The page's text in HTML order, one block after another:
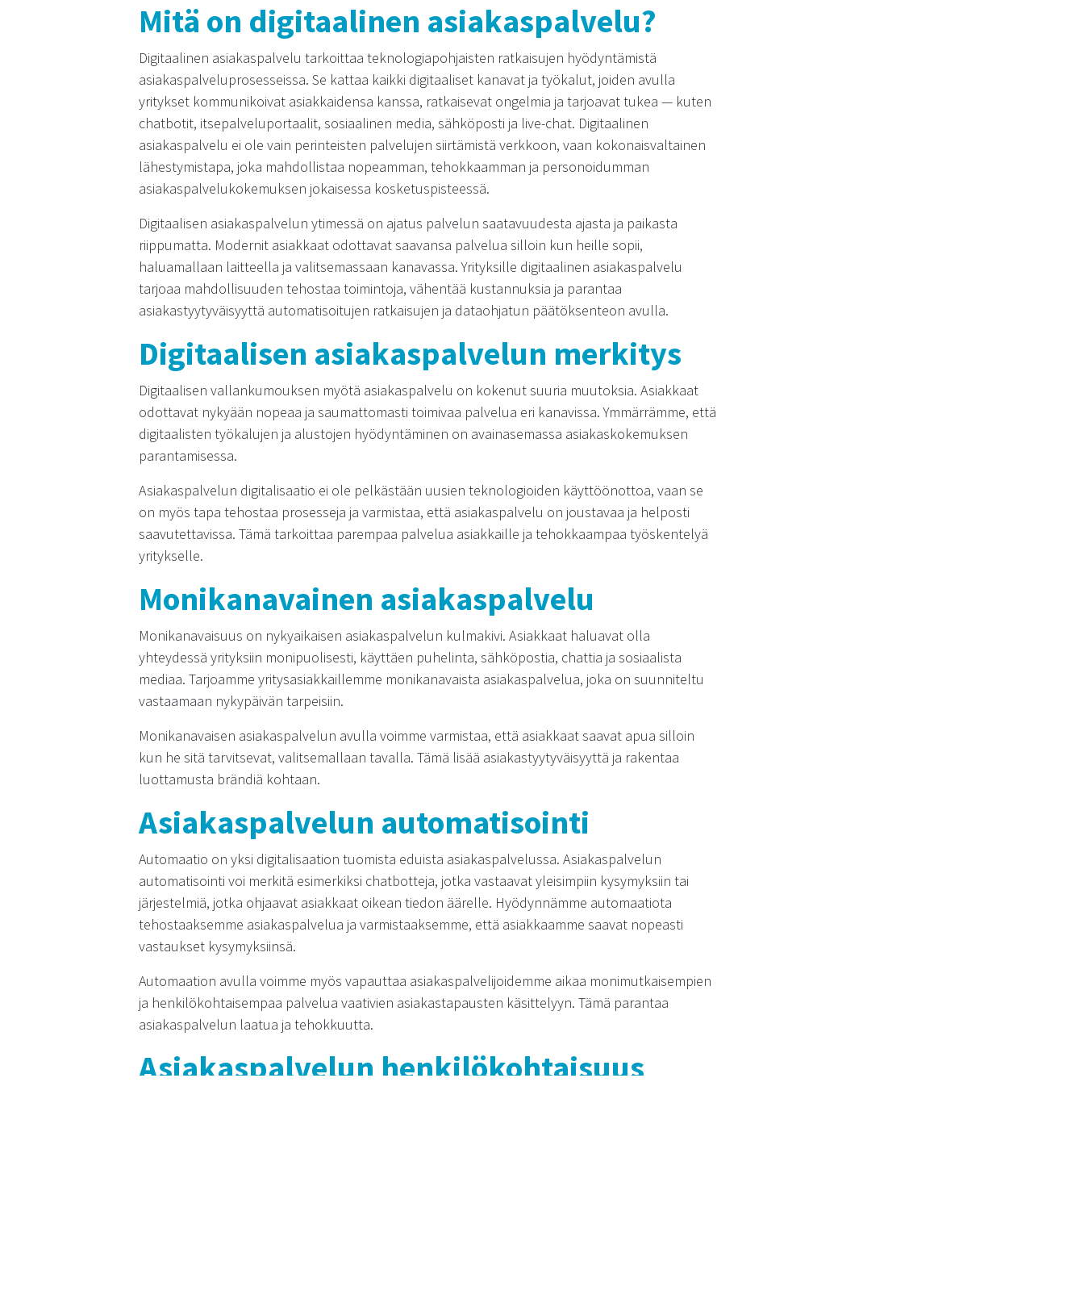
Mitä on digitaalinen asiakaspalvelu?
Digitaalinen asiakaspalvelu tarkoittaa teknologiapohjaisten ratkaisujen hyödyntämistä
asiakaspalveluprosesseissa. Se kattaa kaikki digitaaliset kanavat ja työkalut, joiden avulla
yritykset kommunikoivat asiakkaidensa kanssa, ratkaisevat ongelmia ja tarjoavat tukea — kuten
chatbotit, itsepalveluportaalit, sosiaalinen media, sähköposti ja live-chat. Digitaalinen
asiakaspalvelu ei ole vain perinteisten palvelujen siirtämistä verkkoon, vaan kokonaisvaltainen
lähestymistapa, joka mahdollistaa nopeamman, tehokkaamman ja personoidumman
asiakaspalvelukokemuksen jokaisessa kosketuspisteessä.
Digitaalisen asiakaspalvelun ytimessä on ajatus palvelun saatavuudesta ajasta ja paikasta
riippumatta. Modernit asiakkaat odottavat saavansa palvelua silloin kun heille sopii,
haluamallaan laitteella ja valitsemassaan kanavassa. Yrityksille digitaalinen asiakaspalvelu
tarjoaa mahdollisuuden tehostaa toimintoja, vähentää kustannuksia ja parantaa
asiakastyytyväisyyttä automatisoitujen ratkaisujen ja dataohjatun päätöksenteon avulla.
Digitaalisen asiakaspalvelun merkitys
Digitaalisen vallankumouksen myötä asiakaspalvelu on kokenut suuria muutoksia. Asiakkaat
odottavat nykyään nopeaa ja saumattomasti toimivaa palvelua eri kanavissa. Ymmärrämme, että
digitaalisten työkalujen ja alustojen hyödyntäminen on avainasemassa asiakaskokemuksen
parantamisessa.
Asiakaspalvelun digitalisaatio ei ole pelkästään uusien teknologioiden käyttöönottoa, vaan se
on myös tapa tehostaa prosesseja ja varmistaa, että asiakaspalvelu on joustavaa ja helposti
saavutettavissa. Tämä tarkoittaa parempaa palvelua asiakkaille ja tehokkaampaa työskentelyä
yritykselle.
Monikanavainen asiakaspalvelu
Monikanavaisuus on nykyaikaisen asiakaspalvelun kulmakivi. Asiakkaat haluavat olla
yhteydessä yrityksiin monipuolisesti, käyttäen puhelinta, sähköpostia, chattia ja sosiaalista
mediaa. Tarjoamme yritysasiakkaillemme monikanavaista asiakaspalvelua, joka on suunniteltu
vastaamaan nykypäivän tarpeisiin.
Monikanavaisen asiakaspalvelun avulla voimme varmistaa, että asiakkaat saavat apua silloin
kun he sitä tarvitsevat, valitsemallaan tavalla. Tämä lisää asiakastyytyväisyyttä ja rakentaa
luottamusta brändiä kohtaan.
Asiakaspalvelun automatisointi
Automaatio on yksi digitalisaation tuomista eduista asiakaspalvelussa. Asiakaspalvelun
automatisointi voi merkitä esimerkiksi chatbotteja, jotka vastaavat yleisimpiin kysymyksiin tai
järjestelmiä, jotka ohjaavat asiakkaat oikean tiedon äärelle. Hyödynnämme automaatiota
tehostaaksemme asiakaspalvelua ja varmistaaksemme, että asiakkaamme saavat nopeasti
vastaukset kysymyksiinsä.
Automaation avulla voimme myös vapauttaa asiakaspalvelijoidemme aikaa monimutkaisempien
ja henkilökohtaisempaa palvelua vaativien asiakastapausten käsittelyyn. Tämä parantaa
asiakaspalvelun laatua ja tehokkuutta.
Asiakaspalvelun henkilökohtaisuus